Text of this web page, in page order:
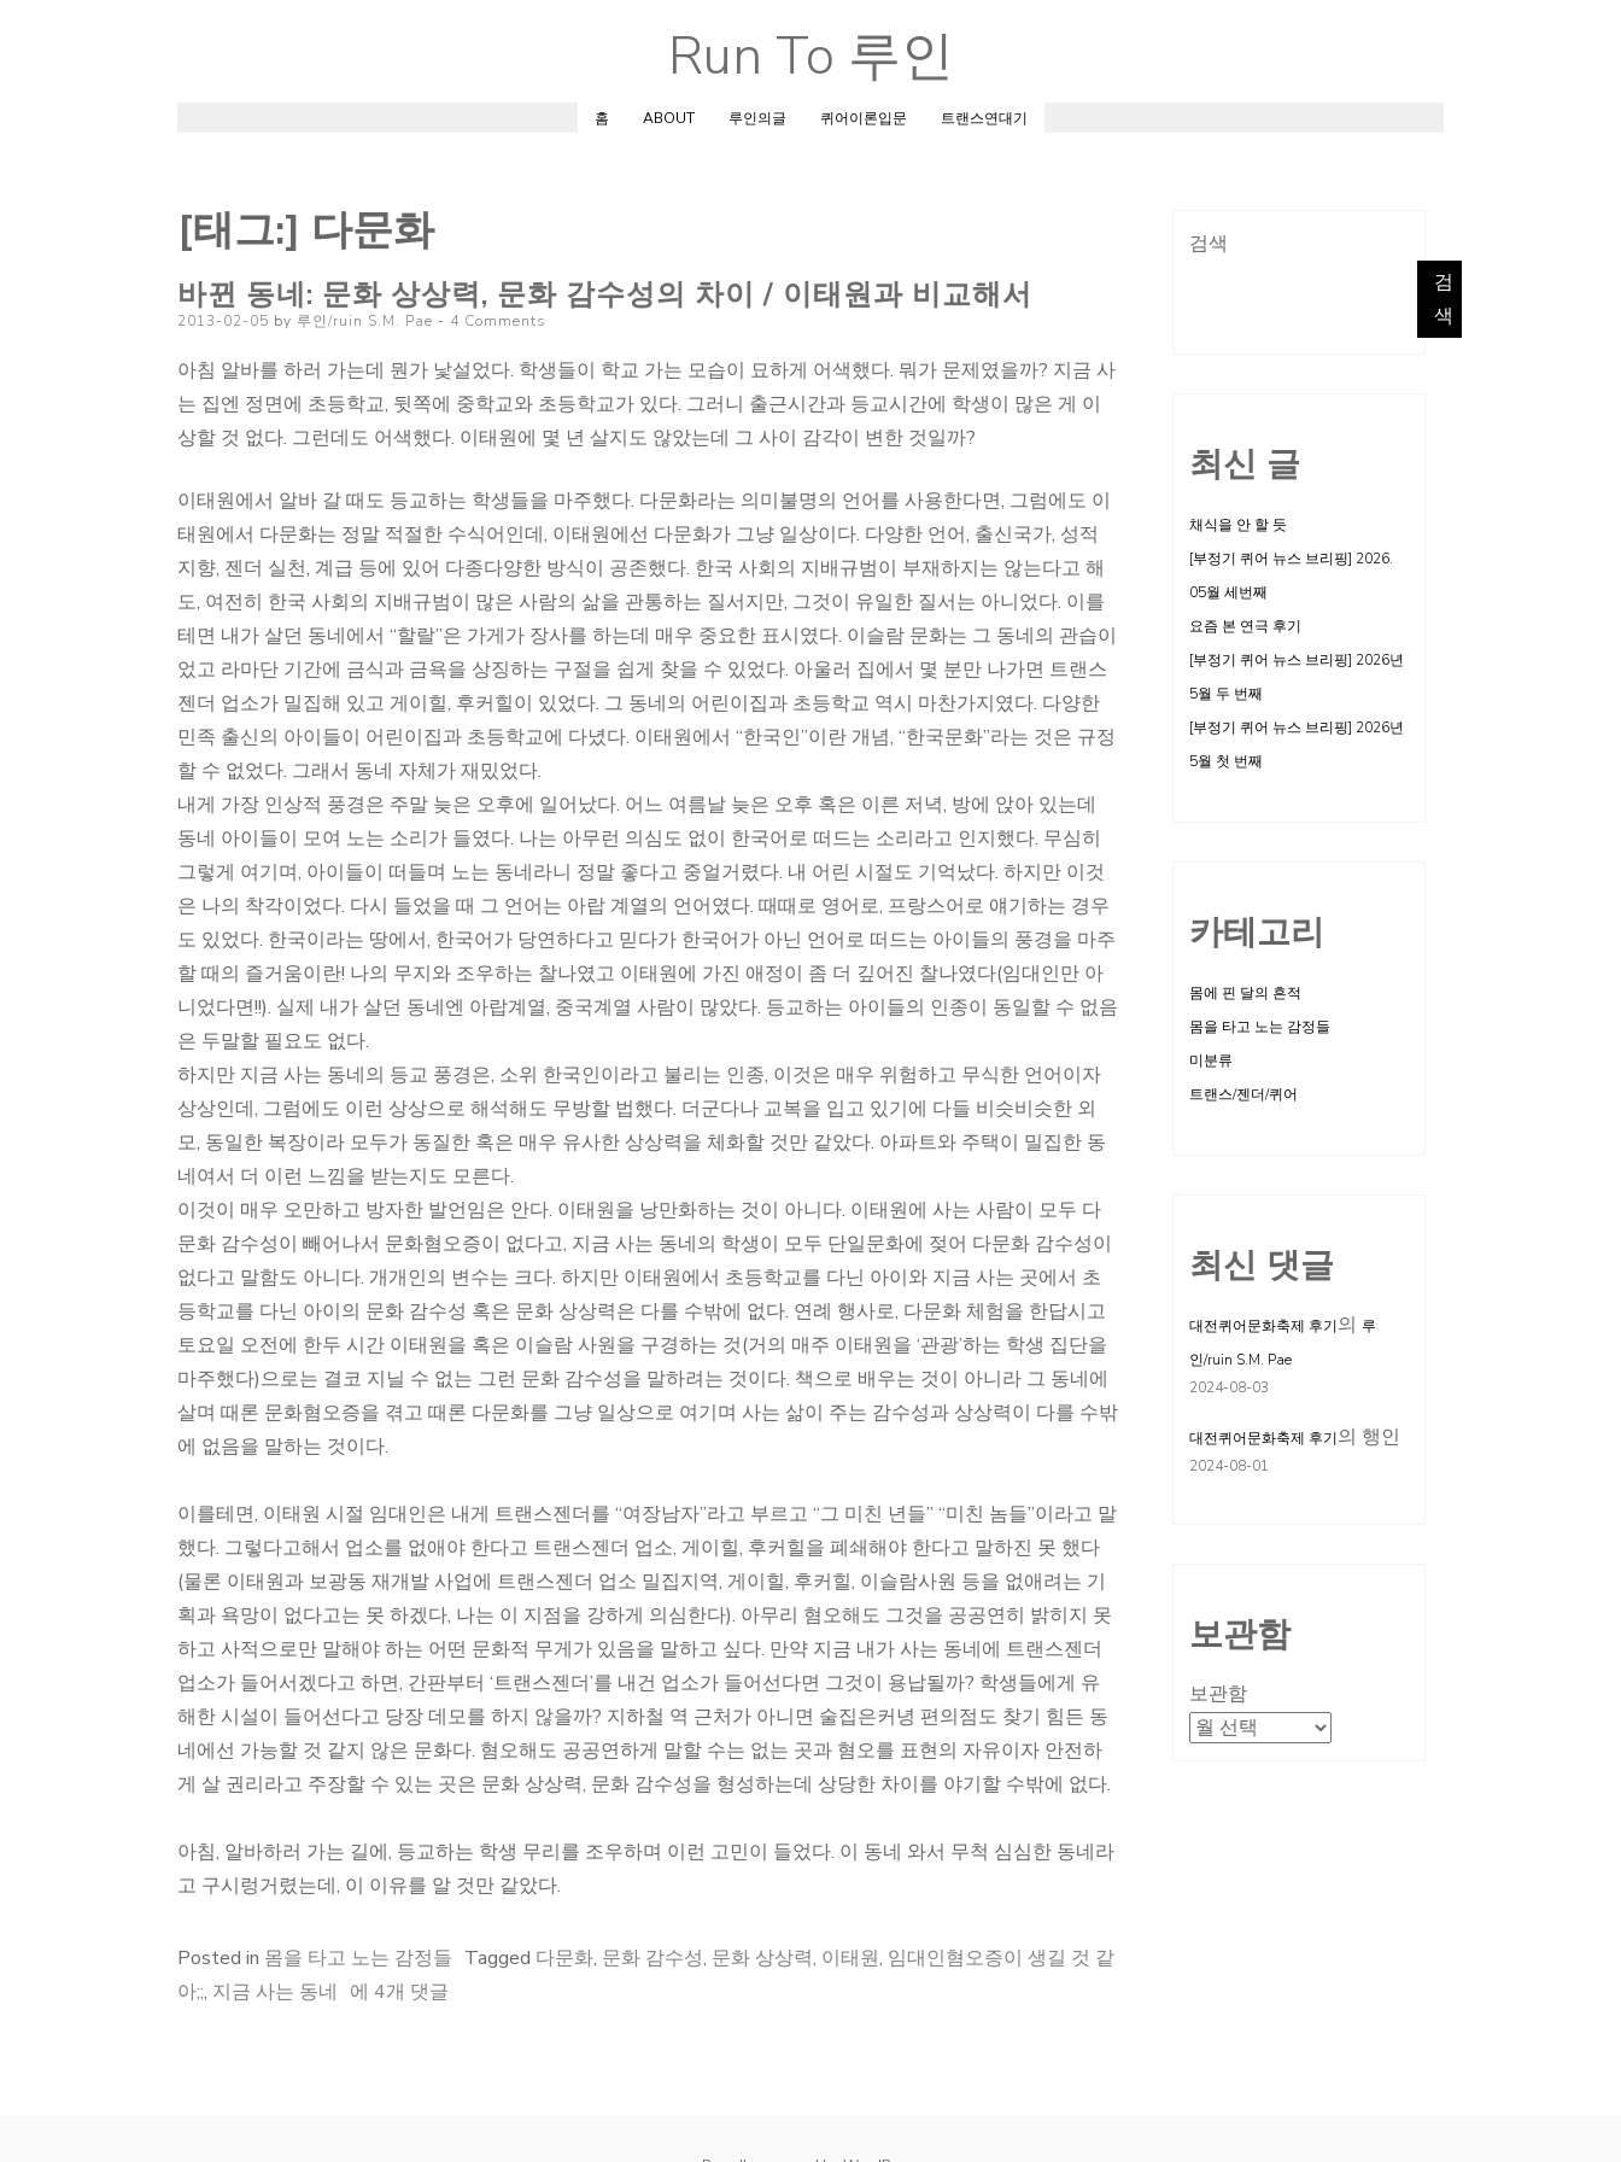
Skip
to
content
Run To 루인
홈 ABOUT 루인의글 퀴어이론입문 트랜스연대기
[태그:] 다문화
바뀐 동네: 문화 상상력, 문화 감수성의 차이 / 이태원과 비교해서
Posted
2013-02-05 by 루인/ruin S.M. Pae 4 Comments
아침 알바를 하러 가는데 뭔가 낯설었다. 학생들이 학교 가는 모습이 묘하게 어색했다. 뭐가 문제였을까? 지금 사
는 집엔 정면에 초등학교, 뒷쪽에 중학교와 초등학교가 있다. 그러니 출근시간과 등교시간에 학생이 많은 게 이
상할 것 없다. 그런데도 어색했다. 이태원에 몇 년 살지도 않았는데 그 사이 감각이 변한 것일까?
이태원에서 알바 갈 때도 등교하는 학생들을 마주했다. 다문화라는 의미불명의 언어를 사용한다면, 그럼에도 이
태원에서 다문화는 정말 적절한 수식어인데, 이태원에선 다문화가 그냥 일상이다. 다양한 언어, 출신국가, 성적
지향, 젠더 실천, 계급 등에 있어 다종다양한 방식이 공존했다. 한국 사회의 지배규범이 부재하지는 않는다고 해
도, 여전히 한국 사회의 지배규범이 많은 사람의 삶을 관통하는 질서지만, 그것이 유일한 질서는 아니었다. 이를
테면 내가 살던 동네에서 “할랄”은 가게가 장사를 하는데 매우 중요한 표시였다. 이슬람 문화는 그 동네의 관습이
었고 라마단 기간에 금식과 금욕을 상징하는 구절을 쉽게 찾을 수 있었다. 아울러 집에서 몇 분만 나가면 트랜스
젠더 업소가 밀집해 있고 게이힐, 후커힐이 있었다. 그 동네의 어린이집과 초등학교 역시 마찬가지였다. 다양한
민족 출신의 아이들이 어린이집과 초등학교에 다녔다. 이태원에서 “한국인”이란 개념, “한국문화”라는 것은 규정
할 수 없었다. 그래서 동네 자체가 재밌었다.
내게 가장 인상적 풍경은 주말 늦은 오후에 일어났다. 어느 여름날 늦은 오후 혹은 이른 저녁, 방에 앉아 있는데
동네 아이들이 모여 노는 소리가 들였다. 나는 아무런 의심도 없이 한국어로 떠드는 소리라고 인지했다. 무심히
그렇게 여기며, 아이들이 떠들며 노는 동네라니 정말 좋다고 중얼거렸다. 내 어린 시절도 기억났다. 하지만 이것
은 나의 착각이었다. 다시 들었을 때 그 언어는 아랍 계열의 언어였다. 때때로 영어로, 프랑스어로 얘기하는 경우
도 있었다. 한국이라는 땅에서, 한국어가 당연하다고 믿다가 한국어가 아닌 언어로 떠드는 아이들의 풍경을 마주
할 때의 즐거움이란! 나의 무지와 조우하는 찰나였고 이태원에 가진 애정이 좀 더 깊어진 찰나였다(임대인만 아
니었다면!!). 실제 내가 살던 동네엔 아랍계열, 중국계열 사람이 많았다. 등교하는 아이들의 인종이 동일할 수 없음
은 두말할 필요도 없다.
하지만 지금 사는 동네의 등교 풍경은, 소위 한국인이라고 불리는 인종, 이것은 매우 위험하고 무식한 언어이자
상상인데, 그럼에도 이런 상상으로 해석해도 무방할 법했다. 더군다나 교복을 입고 있기에 다들 비슷비슷한 외
모, 동일한 복장이라 모두가 동질한 혹은 매우 유사한 상상력을 체화할 것만 같았다. 아파트와 주택이 밀집한 동
네여서 더 이런 느낌을 받는지도 모른다.
이것이 매우 오만하고 방자한 발언임은 안다. 이태원을 낭만화하는 것이 아니다. 이태원에 사는 사람이 모두 다
문화 감수성이 빼어나서 문화혐오증이 없다고, 지금 사는 동네의 학생이 모두 단일문화에 젖어 다문화 감수성이
없다고 말함도 아니다. 개개인의 변수는 크다. 하지만 이태원에서 초등학교를 다닌 아이와 지금 사는 곳에서 초
등학교를 다닌 아이의 문화 감수성 혹은 문화 상상력은 다를 수밖에 없다. 연례 행사로, 다문화 체험을 한답시고
토요일 오전에 한두 시간 이태원을 혹은 이슬람 사원을 구경하는 것(거의 매주 이태원을 ‘관광’하는 학생 집단을
마주했다)으로는 결코 지닐 수 없는 그런 문화 감수성을 말하려는 것이다. 책으로 배우는 것이 아니라 그 동네에
살며 때론 문화혐오증을 겪고 때론 다문화를 그냥 일상으로 여기며 사는 삶이 주는 감수성과 상상력이 다를 수밖
에 없음을 말하는 것이다.
이를테면, 이태원 시절 임대인은 내게 트랜스젠더를 “여장남자”라고 부르고 “그 미친 년들” “미친 놈들”이라고 말
했다. 그렇다고해서 업소를 없애야 한다고 트랜스젠더 업소, 게이힐, 후커힐을 폐쇄해야 한다고 말하진 못 했다
(물론 이태원과 보광동 재개발 사업에 트랜스젠더 업소 밀집지역, 게이힐, 후커힐, 이슬람사원 등을 없애려는 기
획과 욕망이 없다고는 못 하겠다, 나는 이 지점을 강하게 의심한다). 아무리 혐오해도 그것을 공공연히 밝히지 못
하고 사적으로만 말해야 하는 어떤 문화적 무게가 있음을 말하고 싶다. 만약 지금 내가 사는 동네에 트랜스젠더
업소가 들어서겠다고 하면, 간판부터 ‘트랜스젠더’를 내건 업소가 들어선다면 그것이 용납될까? 학생들에게 유
해한 시설이 들어선다고 당장 데모를 하지 않을까? 지하철 역 근처가 아니면 술집은커녕 편의점도 찾기 힘든 동
네에선 가능할 것 같지 않은 문화다. 혐오해도 공공연하게 말할 수는 없는 곳과 혐오를 표현의 자유이자 안전하
게 살 권리라고 주장할 수 있는 곳은 문화 상상력, 문화 감수성을 형성하는데 상당한 차이를 야기할 수밖에 없다.
아침, 알바하러 가는 길에, 등교하는 학생 무리를 조우하며 이런 고민이 들었다. 이 동네 와서 무척 심심한 동네라
고 구시렁거렸는데, 이 이유를 알 것만 같았다.
Posted in 몸을 타고 노는 감정들 Tagged 다문화, 문화 감수성, 문화 상상력, 이태원, 임대인혐오증이 생길 것 같
아;;, 지금 사는 동네 바
에 4개 댓글
검색
검
색
최신 글
채식을 안 할 듯
[부정기 퀴어 뉴스 브리핑] 2026.
05월 세번째
요즘 본 연극 후기
[부정기 퀴어 뉴스 브리핑] 2026년
5월 두 번째
[부정기 퀴어 뉴스 브리핑] 2026년
5월 첫 번째
카테고리
몸에 핀 달의 흔적
몸을 타고 노는 감정들
미분류
트랜스/젠더/퀴어
최신 댓글
대전퀴어문화축제 후기의 루
인/ruin S.M. Pae
2024-08-03
대전퀴어문화축제 후기의 행인
2024-08-01
보관함
보관함